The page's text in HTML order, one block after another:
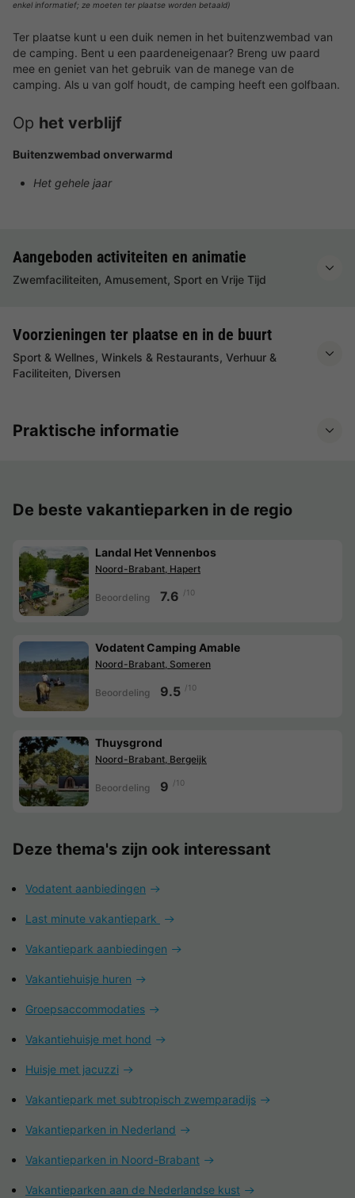
enkel informatief; ze moeten ter plaatse worden betaald)
Ter plaatse kunt u een duik nemen in het buitenzwembad van
de camping. Bent u een paardeneigenaar? Breng uw paard
mee en geniet van het gebruik van de manege van de
camping. Als u van golf houdt, de camping heeft een golfbaan.
Op het verblijf
Buitenzwembad onverwarmd
Het gehele jaar
Aangeboden activiteiten en animatie
Zwemfaciliteiten, Amusement, Sport en Vrije Tijd
Voorzieningen ter plaatse en in de buurt
Sport & Wellnes, Winkels & Restaurants, Verhuur &
Faciliteiten, Diversen
Praktische informatie
De beste vakantieparken in de regio
Landal Het Vennenbos
Noord-Brabant, Hapert
Beoordeling 7.6 /10
Vodatent Camping Amable
Noord-Brabant, Someren
Beoordeling 9.5 /10
Thuysgrond
Noord-Brabant, Bergeijk
Beoordeling 9 /10
Deze thema's zijn ook interessant
Vodatent aanbiedingen
Last minute vakantiepark
Vakantiepark aanbiedingen
Vakantiehuisje huren
Groepsaccommodaties
Vakantiehuisje met hond
Huisje met jacuzzi
Vakantiepark met subtropisch zwemparadijs
Vakantieparken in Nederland
Vakantieparken in Noord-Brabant
Vakantieparken aan de Nederlandse kust